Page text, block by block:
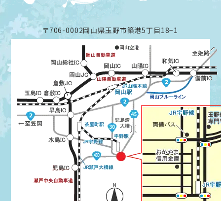
〒706-0002岡山県玉野市築港5丁目18−1